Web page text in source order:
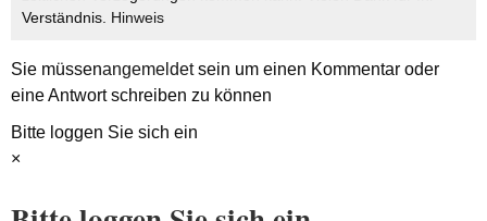
Verständnis. Hinweis
Sie müssenangemeldetsein um einen Kommentar oder
eine Antwort schreiben zu können
Bitte loggen Sie sich ein
×